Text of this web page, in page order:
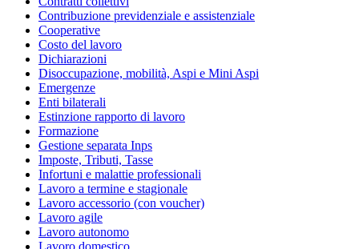
Contribuzione previdenziale e assistenziale
Cooperative
Costo del lavoro
Dichiarazioni
Disoccupazione, mobilità, Aspi e Mini Aspi
Emergenze
Enti bilaterali
Estinzione rapporto di lavoro
Formazione
Gestione separata Inps
Imposte, Tributi, Tasse
Infortuni e malattie professionali
Lavoro a termine e stagionale
Lavoro accessorio (con voucher)
Lavoro agile
Lavoro autonomo